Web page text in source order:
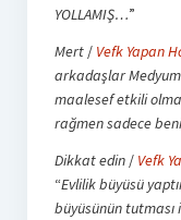
YOLLAMIŞ…”
Mert/ Vefk Yapan
arkadaşlar Medyum
maalesef etkili
rağmen sadece
Dikkat edin/ Vefk
“Evlilik büyüsü
büyüsünün tutması